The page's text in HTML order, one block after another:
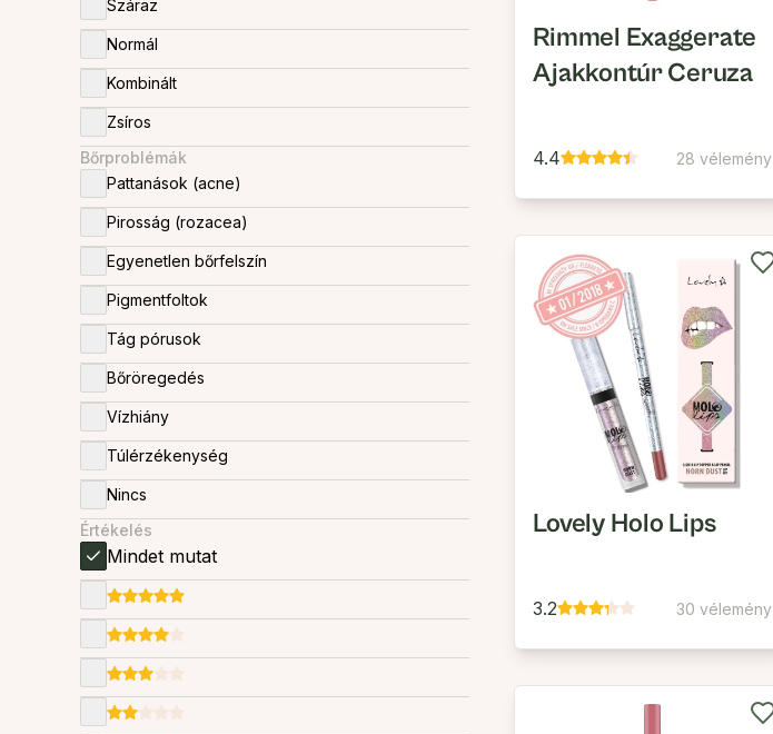
Szolárium krémek
Patikai gyógykrémek, termékek
Szépítő eszközök
Törlőkendők
Esztétikai-bőrgyógyászati kezelések
Száraz
Normál
Kombinált
Zsíros
Bőrproblémák
Pattanások (acne)
Pirosság (rozacea)
Egyenetlen bőrfelszín
Pigmentfoltok
Tág pórusok
Bőröregedés
Vízhiány
Túlérzékenység
Nincs
Értékelés
Mindet mutat
Rimmel Exaggerate
Ajakkontúr Ceruza
4.4 28 vélemény
Lovely Holo Lips
3.2 30 vélemény